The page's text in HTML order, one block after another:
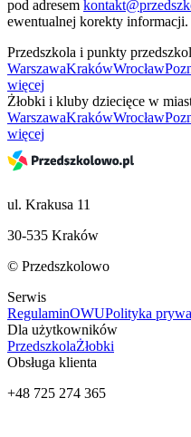
pod adresem
ewentualnej korekty informacji.
Przedszkola i punkty
WarszawaKrakówWrocław
więcej
Żłobki i kluby dziecięce w
WarszawaKrakówWrocław
więcej
ul. Krakusa 11
30-535 Kraków
© Przedszkolowo
Serwis
RegulaminOWUPolityka
Dla użytkowników
PrzedszkolaŻłobki
Obsługa klienta
+48 725 274 365